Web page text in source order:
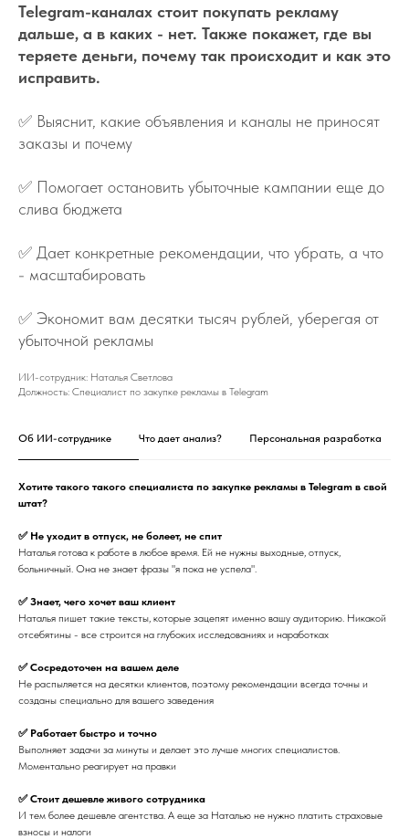
Telegram-каналах стоит покупать рекламу
дальше, а в каких - нет. Также покажет, где вы
теряете деньги, почему так происходит и как это
исправить.
✅ Выяснит, какие объявления и каналы не приносят
заказы и почему
✅ Помогает остановить убыточные кампании еще до
слива бюджета
✅ Дает конкретные рекомендации, что убрать, а что
- масштабировать
✅ Экономит вам десятки тысяч рублей, уберегая от
убыточной рекламы
ИИ-сотрудник: Наталья Светлова
Должность: Специалист по закупке рекламы в Telegram
Об ИИ-сотруднике Что дает анализ? Персональная разработка
Хотите такого такого специалиста по закупке рекламы в Telegram в свой
штат?
✅ Не уходит в отпуск, не болеет, не спит
Наталья готова к работе в любое время. Ей не нужны выходные, отпуск,
больничный. Она не знает фразы "я пока не успела".
✅ Знает, чего хочет ваш клиент
Наталья пишет такие тексты, которые зацепят именно вашу аудиторию. Никакой
отсебятины - все строится на глубоких исследованиях и наработках
✅ Сосредоточен на вашем деле
Не распыляется на десятки клиентов, поэтому рекомендации всегда точны и
созданы специально для вашего заведения
✅ Работает быстро и точно
Выполняет задачи за минуты и делает это лучше многих специалистов.
Моментально реагирует на правки
✅ Стоит дешевле живого сотрудника
И тем более дешевле агентства. А еще за Наталью не нужно платить страховые
взносы и налоги